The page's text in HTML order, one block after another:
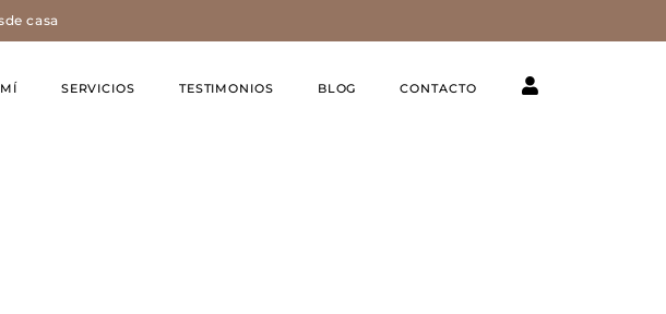
casa
SERVICIOS TESTIMONIOS BLOG CONTACTO